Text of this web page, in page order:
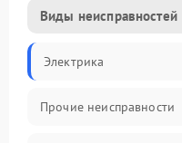
Виды неисправностей
Электрика
Прочие неисправности